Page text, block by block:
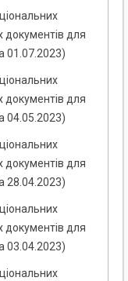
документів для
01.07.2023)
документів для
04.05.2023)
документів для
28.04.2023)
документів для
03.04.2023)